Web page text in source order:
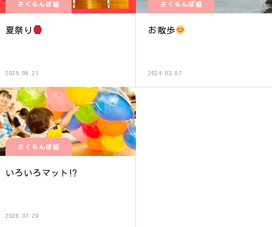
さくらんぼ組
夏祭り
2025.08.21
さくらんぼ組
お散歩
2024.03.07
さくらんぼ組
いろいろマット⁉︎
2026.07.29